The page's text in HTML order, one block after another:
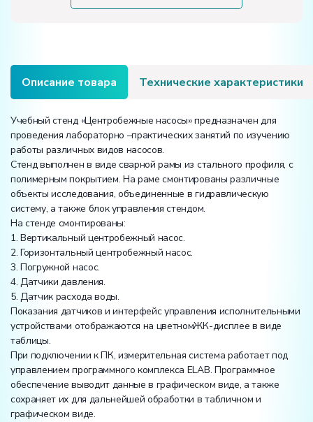
Описание товара Технические характеристики
Учебный стенд «Центробежные насосы» предназначен для
проведения лабораторно –практических занятий по изучению
работы различных видов насосов.
Стенд выполнен в виде сварной рамы из стального профиля, с
полимерным покрытием. На раме смонтированы различные
объекты исследования, объединенные в гидравлическую
систему, а также блок управления стендом.
На стенде смонтированы:
1. Вертикальный центробежный насос.
2. Горизонтальный центробежный насос.
3. Погружной насос.
4. Датчики давления.
5. Датчик расхода воды.
Показания датчиков и интерфейс управления исполнительными
устройствами отображаются на цветномЖК-дисплее в виде
таблицы.
При подключении к ПК, измерительная система работает под
управлением программного комплекса ELAB. Программное
обеспечение выводит данные в графическом виде, а также
сохраняет их для дальнейшей обработки в табличном и
графическом виде.